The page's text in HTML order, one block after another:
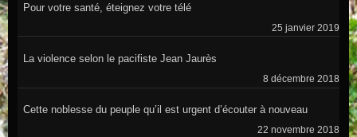
Pour votre santé, éteignez votre télé
25 janvier 2019
La violence selon le pacifiste Jean Jaurès
8 décembre 2018
Cette noblesse du peuple qu’il est urgent d’écouter à nouveau
22 novembre 2018